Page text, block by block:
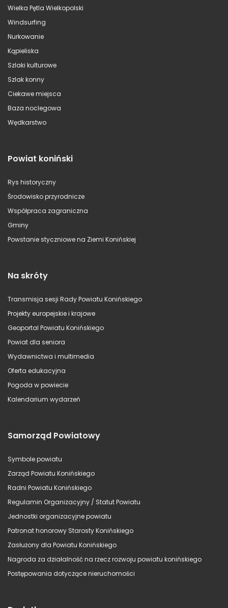
Wielka Pętla Wielkopolski
Windsurfing
Nurkowanie
Kąpieliska
Szlaki kulturowe
Szlak konny
Ciekawe miejsca
Baza noclegowa
Wędkarstwo
Powiat koniński
Rys historyczny
Środowisko przyrodnicze
Współpraca zagraniczna
Gminy
Powstanie styczniowe na Ziemi Konińskiej
Na skróty
Transmisja sesji Rady Powiatu Konińskiego
Projekty europejskie i krajowe
Geoportal Powiatu Konińskiego
Powiat dla seniora
Wydawnictwa i multimedia
Oferta edukacyjna
Pogoda w powiecie
Kalendarium wydarzeń
Samorząd Powiatowy
Symbole powiatu
Zarząd Powiatu Konińskiego
Radni Powiatu Konińskiego
Regulamin Organizacyjny / Statut Powiatu
Jednostki organizacyjne powiatu
Patronat honorowy Starosty Konińskiego
Zasłużony dla Powiatu Konińskiego
Nagroda za działalność na rzecz rozwoju powiatu konińskiego
Postępowania dotyczące nieruchomości